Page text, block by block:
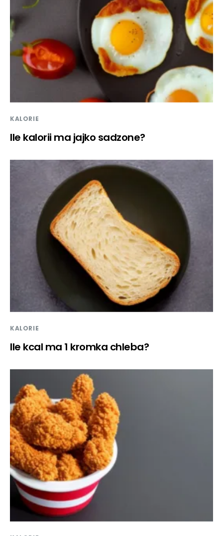
KALORIE
Ile kalorii ma jajko sadzone?
KALORIE
Ile kcal ma 1 kromka chleba?